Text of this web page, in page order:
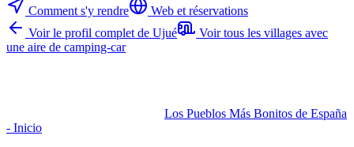
Comment s'y rendre
Web et réservations
Voir le profil complet de Ujué
Voir tous les villages avec
une aire de camping-car
Los Pueblos Más Bonitos de España
- Inicio